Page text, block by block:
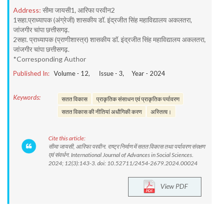
Address: सीमा जायसी1, आरिफा परवीन2
1सहा.प्राध्यापक (अंग्रेजी) शासकीय डॉ. इंद्रजीत सिंह महाविद्यालय अकलतरा,
जांजगीर चांपा छत्तीसगढ़.
2सहा. प्राध्यापक (प्राणीशास्त्र) शासकीय डॉ. इंद्रजीत सिंह महाविद्यालय अकलतरा,
जांजगीर चांपा छत्तीसगढ़.
*Corresponding Author
Published In: Volume - 12, Issue - 3, Year - 2024
Keywords: सतत विकास
प्राकृतिक संसाधन एवं प्राकृतिक पर्यावरण
सतत विकास की नीतियां अधौगिकी करण
अस्तित्व।
Cite this article:
सीमा जायसी, आरिफा परवीन. राष्ट्र निर्माण में सतत विकास तथा पर्यावरण संरक्षण
एवं संवर्धन. International Journal of Advances in Social Sciences.
2024; 12(3):143-3. doi: 10.52711/2454-2679.2024.00024
View PDF